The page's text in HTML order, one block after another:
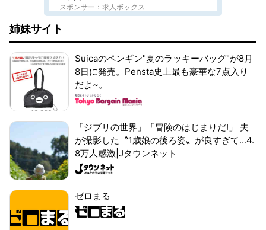
スポンサー：求人ボックス
姉妹サイト
Suicaのペンギン"夏のラッキーバッグ"が8月
8日に発売。Pensta史上最も豪華な7点入り
だよ~。
「ジブリの世界」「冒険のはじまりだ!」 夫
が撮影した〝1歳娘の後ろ姿〟が良すぎて...4.
8万人感激|Jタウンネット
ゼロまる